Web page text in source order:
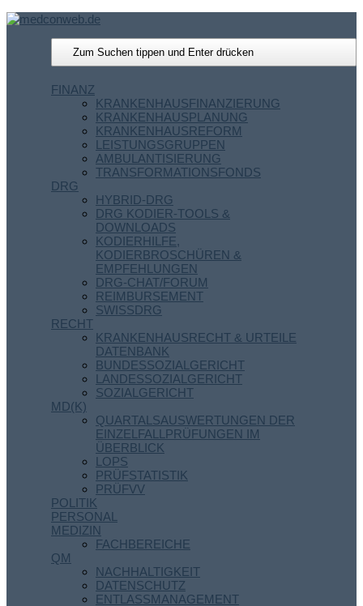
FINANZ
KRANKENHAUSFINANZIERUNG
KRANKENHAUSPLANUNG
KRANKENHAUSREFORM
LEISTUNGSGRUPPEN
AMBULANTISIERUNG
TRANSFORMATIONSFONDS
DRG
HYBRID-DRG
DRG KODIER-TOOLS &
DOWNLOADS
KODIERHILFE,
KODIERBROSCHÜREN &
EMPFEHLUNGEN
DRG-CHAT/FORUM
REIMBURSEMENT
SWISSDRG
RECHT
KRANKENHAUSRECHT & URTEILE
DATENBANK
BUNDESSOZIALGERICHT
LANDESSOZIALGERICHT
SOZIALGERICHT
MD(K)
QUARTALSAUSWERTUNGEN DER
EINZELFALLPRÜFUNGEN IM
ÜBERBLICK
LOPS
PRÜFSTATISTIK
PRÜFVV
POLITIK
PERSONAL
MEDIZIN
FACHBEREICHE
QM
NACHHALTIGKEIT
DATENSCHUTZ
ENTLASSMANAGEMENT